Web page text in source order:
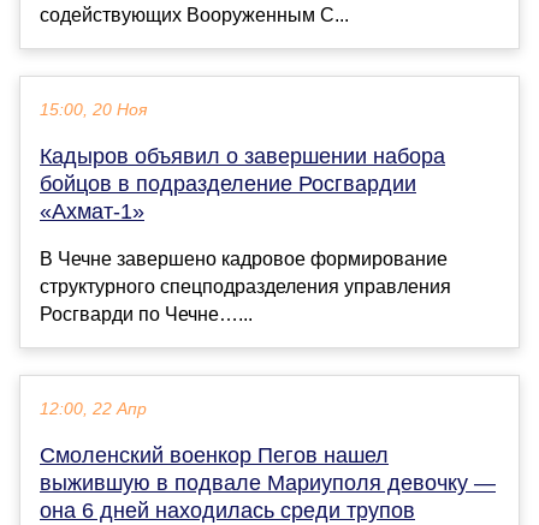
содействующих Вооруженным С...
15:00, 20 Ноя
Кадыров объявил о завершении набора
бойцов в подразделение Росгвардии
«Ахмат-1»
В Чечне завершено кадровое формирование
структурного спецподразделения управления
Росгварди по Чечне…...
12:00, 22 Апр
Смоленский военкор Пегов нашел
выжившую в подвале Мариуполя девочку —
она 6 дней находилась среди трупов